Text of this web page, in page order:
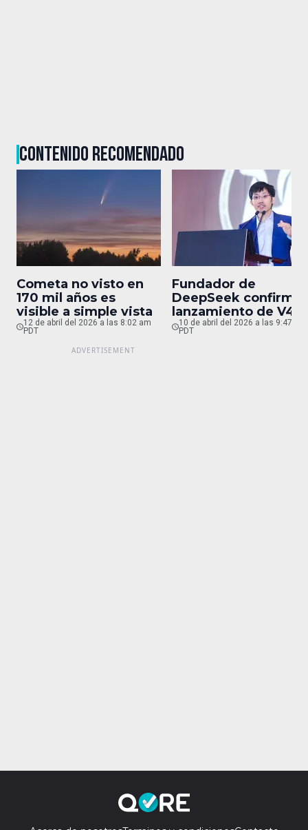
CONTENIDO RECOMENDADO
Cometa no visto en
170 mil años es
visible a simple vista
12 de abril del 2026 a las 8:02 am
PDT
Fundador de
DeepSeek confirma
lanzamiento de V4
para finales de abril
10 de abril del 2026 a las 9:47 pm
PDT